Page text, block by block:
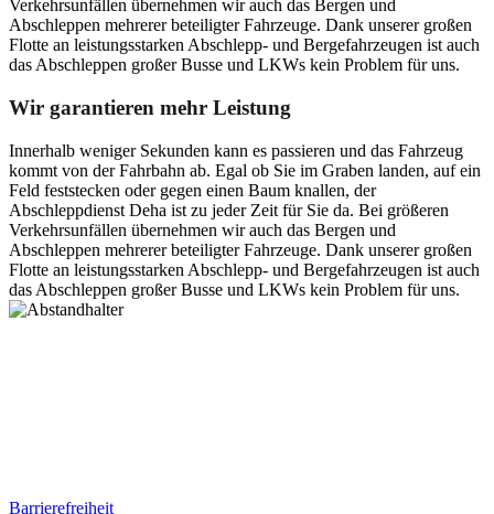
Verkehrsunfällen übernehmen wir auch das Bergen und
Abschleppen mehrerer beteiligter Fahrzeuge. Dank unserer großen
Flotte an leistungsstarken Abschlepp- und Bergefahrzeugen ist auch
das Abschleppen großer Busse und LKWs kein Problem für uns.
Wir garantieren mehr Leistung
Innerhalb weniger Sekunden kann es passieren und das Fahrzeug
kommt von der Fahrbahn ab. Egal ob Sie im Graben landen, auf ein
Feld feststecken oder gegen einen Baum knallen, der
Abschleppdienst Deha ist zu jeder Zeit für Sie da. Bei größeren
Verkehrsunfällen übernehmen wir auch das Bergen und
Abschleppen mehrerer beteiligter Fahrzeuge. Dank unserer großen
Flotte an leistungsstarken Abschlepp- und Bergefahrzeugen ist auch
das Abschleppen großer Busse und LKWs kein Problem für uns.
Barrierefreiheit